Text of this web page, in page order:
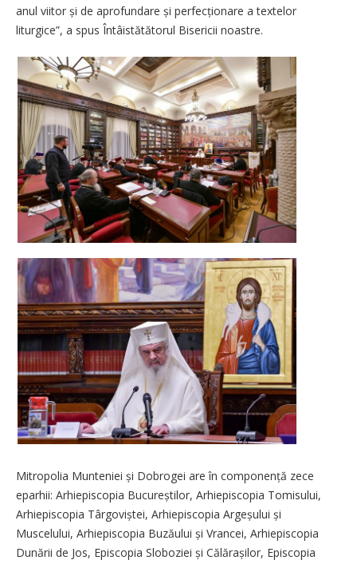
anul viitor și de aprofundare și per­fecționare a textelor
liturgice”, a spus Întâistătătorul Bisericii noastre.
Mitropolia Munteniei și Dobrogei are în componență zece
eparhii: Arhiepiscopia Bucu­reș­tilor, Arhiepiscopia Tomisului,
Arhiepiscopia Târgo­viș­tei, Arhiepiscopia Argeșului și
Muscelului, Arhiepiscopia Buzăului și Vrancei, Arhiepiscopia
Dunării de Jos, Episcopia Sloboziei și Călărașilor, Episcopia